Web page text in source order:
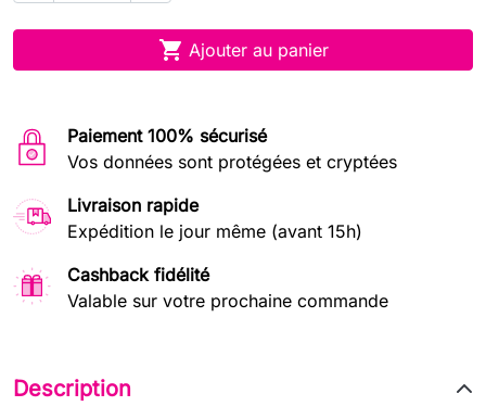
 Ajouter au panier
Paiement 100% sécurisé
Vos données sont protégées et cryptées
Livraison rapide
Expédition le jour même (avant 15h)
Cashback fidélité
Valable sur votre prochaine commande
Description